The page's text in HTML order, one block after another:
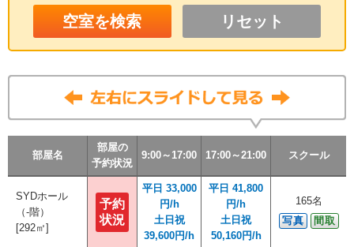
リセット
部屋名
部屋の
予約状況
9:00～17:00 17:00～21:00 スクール
部屋名
部屋の
予約状況
9:00～17:00 17:00～21:00 スクール
部屋名
部屋の
予約状況
9:00～17:00 17:00～21:00 スクール
SYDホール
（-階）
[292㎡]
予約
状況
平日 33,000
円/h
土日祝
39,600円/h
平日 41,800
円/h
土日祝
50,160円/h
165名
写真
間取
部屋名
部屋の
予約状況
9:00～17:00 17:00～21:00 スクール
SYDホール
（-階）
[292㎡]
予約
状況
平日 33,000
円/h
土日祝
39,600円/h
平日 41,800
円/h
土日祝
50,160円/h
165名
写真
間取